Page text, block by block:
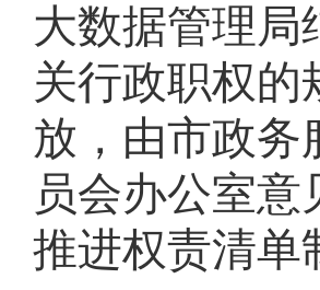
大数据管理局
关行政职权的
放，由市政务
员会办公室
推进权责清单